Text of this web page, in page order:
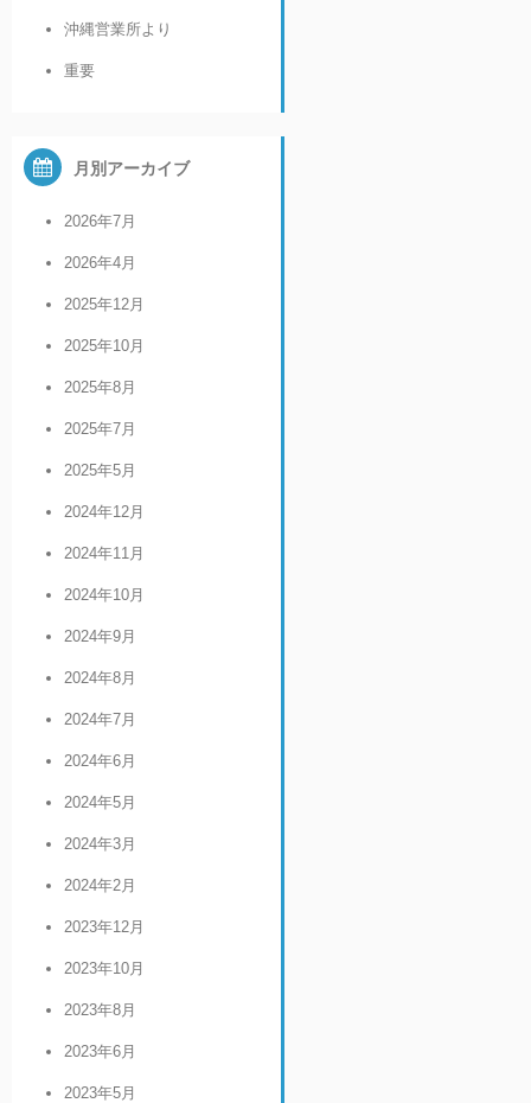
沖縄営業所より
重要
月別アーカイブ
2026年7月
2026年4月
2025年12月
2025年10月
2025年8月
2025年7月
2025年5月
2024年12月
2024年11月
2024年10月
2024年9月
2024年8月
2024年7月
2024年6月
2024年5月
2024年3月
2024年2月
2023年12月
2023年10月
2023年8月
2023年6月
2023年5月